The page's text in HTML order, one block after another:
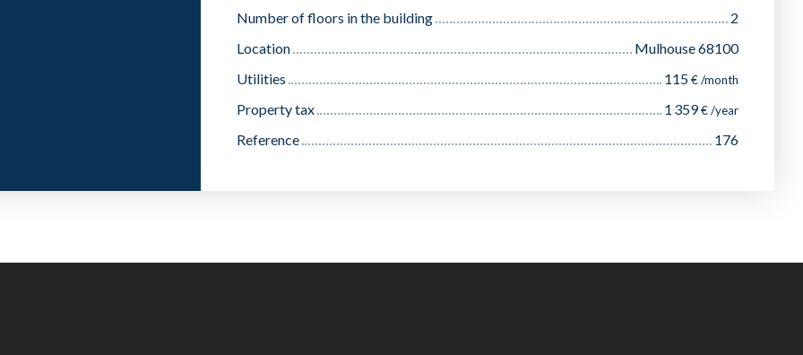
Number of floors in the building
2
Location
Mulhouse 68100
Utilities
115€ /month
Property tax 1 359€ /year
Reference 176